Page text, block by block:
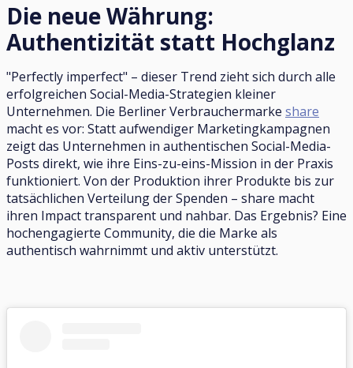
Die neue Währung:
Authentizität statt Hochglanz
"Perfectly imperfect" – dieser Trend zieht sich durch alle
erfolgreichen Social-Media-Strategien kleiner
Unternehmen. Die Berliner Verbrauchermarke share
macht es vor: Statt aufwendiger Marketingkampagnen
zeigt das Unternehmen in authentischen Social-Media-
Posts direkt, wie ihre Eins-zu-eins-Mission in der Praxis
funktioniert. Von der Produktion ihrer Produkte bis zur
tatsächlichen Verteilung der Spenden – share macht
ihren Impact transparent und nahbar. Das Ergebnis? Eine
hochengagierte Community, die die Marke als
authentisch wahrnimmt und aktiv unterstützt.